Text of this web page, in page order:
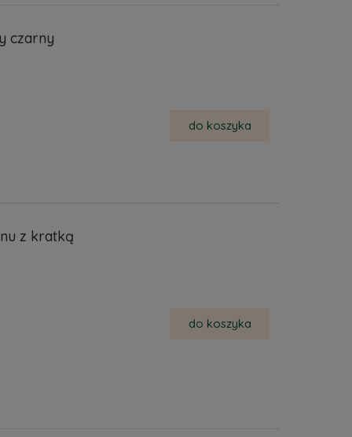
czarny
do koszyka
z kratką
do koszyka